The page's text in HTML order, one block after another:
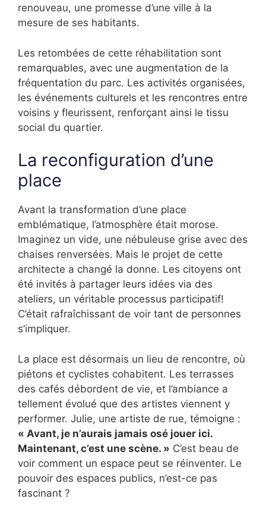
renouveau, une promesse d’une ville à la
mesure de ses habitants.
Les retombées de cette réhabilitation sont
remarquables, avec une augmentation de la
fréquentation du parc. Les activités organisées,
les événements culturels et les rencontres entre
voisins y fleurissent, renforçant ainsi le tissu
social du quartier.
La reconfiguration d’une
place
Avant la transformation d’une place
emblématique, l’atmosphère était morose.
Imaginez un vide, une nébuleuse grise avec des
chaises renversées. Mais le projet de cette
architecte a changé la donne. Les citoyens ont
été invités à partager leurs idées via des
ateliers, un véritable processus participatif!
C’était rafraîchissant de voir tant de personnes
s’impliquer.
La place est désormais un lieu de rencontre, où
piétons et cyclistes cohabitent. Les terrasses
des cafés débordent de vie, et l’ambiance a
tellement évolué que des artistes viennent y
performer. Julie, une artiste de rue, témoigne :
« Avant, je n’aurais jamais osé jouer ici.
Maintenant, c’est une scène. » C’est beau de
voir comment un espace peut se réinventer. Le
pouvoir des espaces publics, n’est-ce pas
fascinant ?